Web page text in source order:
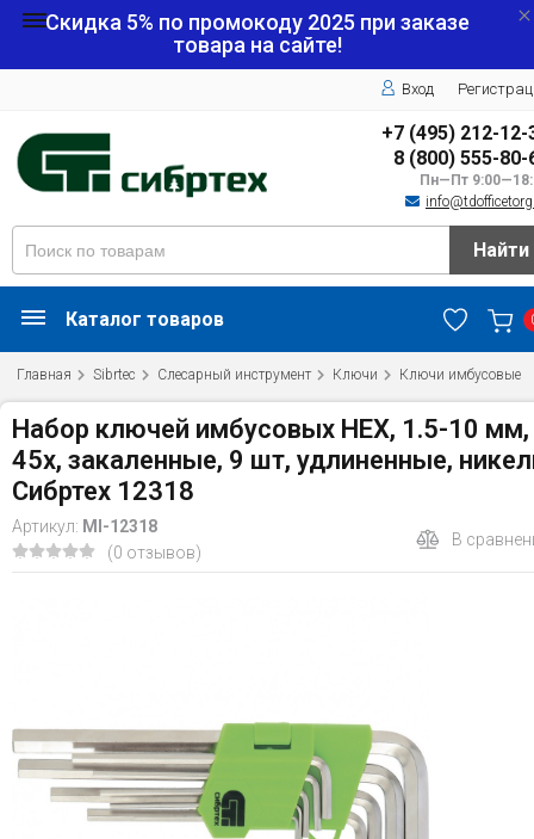
Скидка 5% по промокоду 2025 при заказе
товара на сайте!
Вход
+7 (495) 212-12-
8 (800) 555-80-
Пн—Пт
Найти
Каталог товаров
Главная Sibrtec Слесарный инструмент Ключи Ключи имбусовые
Набор ключей имбусовых HEX, 1.5-10 мм,
45x, закаленные, 9 шт, удлиненные,
Сибртех 12318
Артикул: MI-12318
(0 отзывов)
В